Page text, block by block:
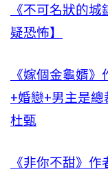
《不可名狀的
疑恐怖】
《嫁個金龜婿
+婚戀+男主是
杜甄
《非你不甜》作